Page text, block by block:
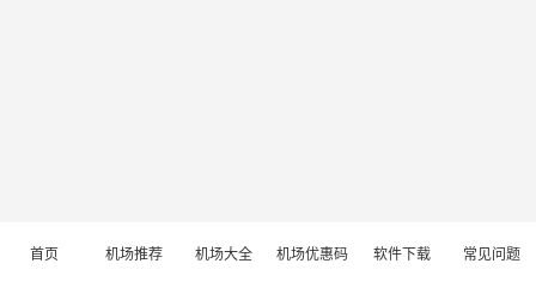
首页 机场推荐 机场大全 机场优惠码 软件下载 常见问题